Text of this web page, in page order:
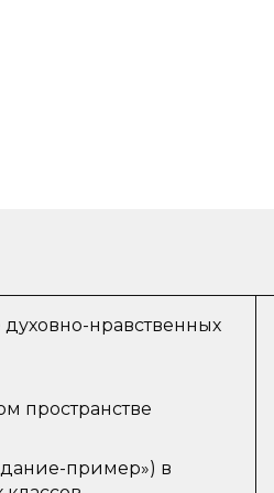
нравственных
пространстве
пример») в